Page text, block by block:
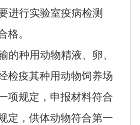
进行实验室疫病检测
格。
的种用动物精液、卵、
检疫其种用动物饲养场
项规定，申报材料符合
定，供体动物符合第一